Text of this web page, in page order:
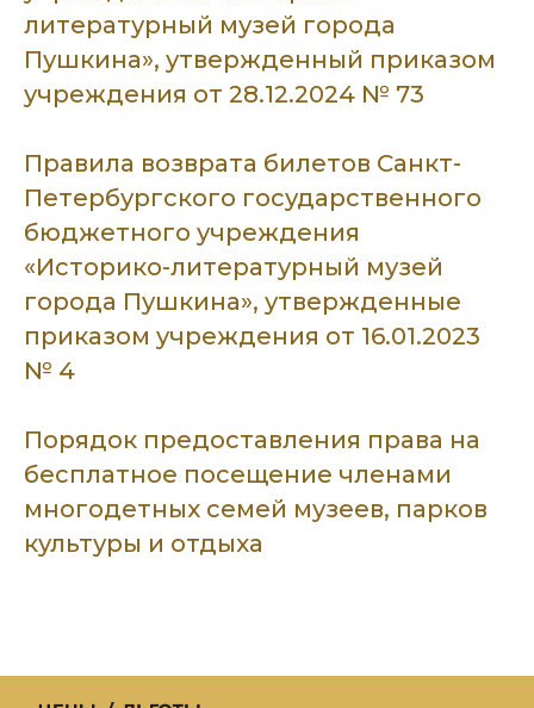
литературный музей города
Пушкина», утвержденный приказом
учреждения от 28.12.2024 № 73
Правила возврата билетов Санкт-
Петербургского государственного
бюджетного учреждения
«Историко-литературный музей
города Пушкина», утвержденные
приказом учреждения от 16.01.2023
№ 4
Порядок предоставления права на
бесплатное посещение членами
многодетных семей музеев, парков
культуры и отдыха